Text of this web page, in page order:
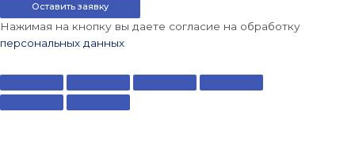
Оставить заявку
Нажимая на кнопку вы даете согласие на обработку
персональных данных